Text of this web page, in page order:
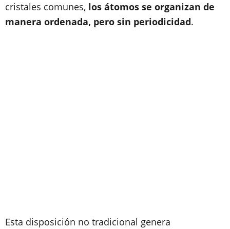
cristales comunes, los átomos se organizan de
manera ordenada, pero sin periodicidad.
Esta disposición no tradicional genera